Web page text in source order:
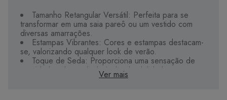
Tamanho Retangular Versátil: Perfeita para se
transformar em uma saia pareô ou um vestido com
diversas amarrações.
Estampas Vibrantes: Cores e estampas destacam-
se, valorizando qualquer look de verão.
Toque de Seda: Proporciona uma sensação de
suavidade e luxo, aliada à alta durabilidade e secagem
Ver mais